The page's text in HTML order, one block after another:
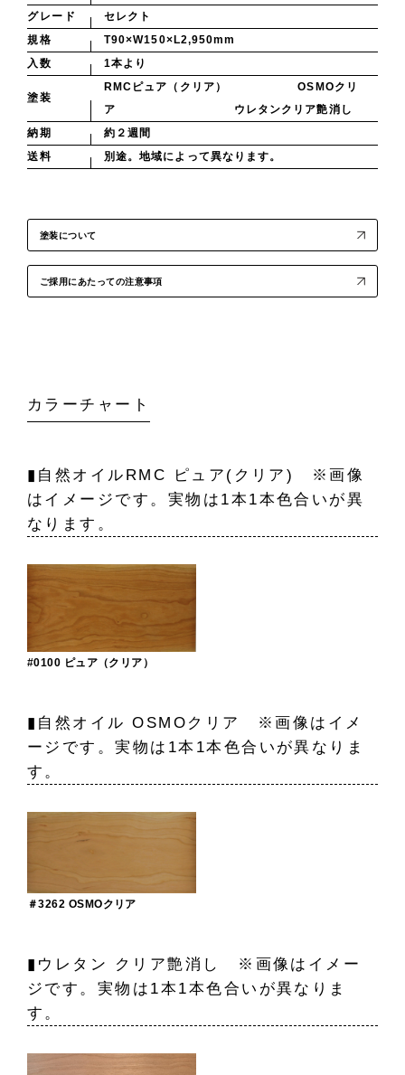
グレード
セレクト
規格
T90×W150×L2,950mm
入数
1本より
塗装
RMCピュア（クリア） OSMOクリ
ア ウレタンクリア艶消し
納期
約２週間
送料
別途。地域によって異なります。
塗装について
ご採用にあたっての注意事項
カラーチャート
▮自然オイルRMC ピュア(クリア) ※画像
はイメージです。実物は1本1本色合いが異
なります。
#0100 ピュア（クリア）
▮自然オイル OSMOクリア ※画像はイメ
ージです。実物は1本1本色合いが異なりま
す。
＃3262 OSMOクリア
▮ウレタン クリア艶消し ※画像はイメー
ジです。実物は1本1本色合いが異なりま
す。